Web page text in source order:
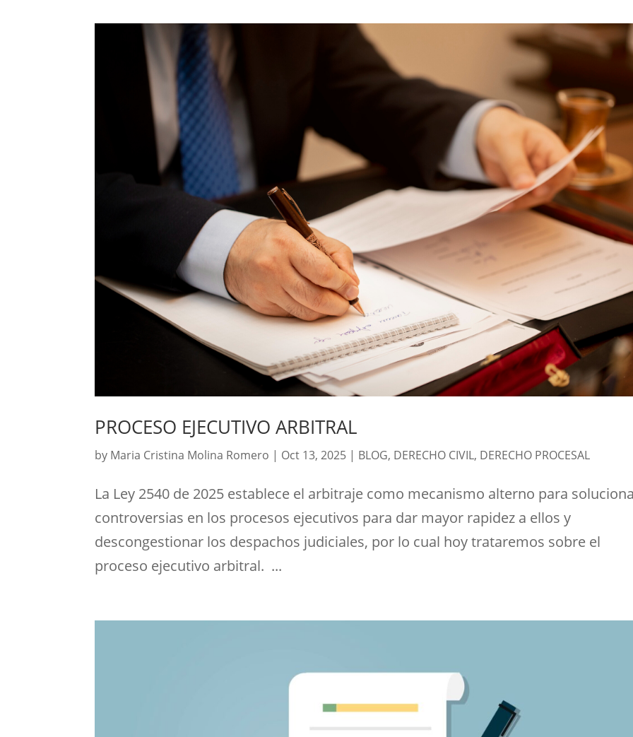
PROCESO EJECUTIVO ARBITRAL
by Maria Cristina Molina Romero | Oct 13, 2025 | BLOG, DERECHO CIVIL, DERECHO PROCESAL
La Ley 2540 de 2025 establece el arbitraje como mecanismo alterno para
controversias en los procesos ejecutivos para dar mayor rapidez a ellos y
descongestionar los despachos judiciales, por lo cual hoy trataremos sobre el
proceso ejecutivo arbitral. ...